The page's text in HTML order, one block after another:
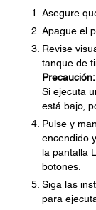
Asegure
Apague el
Revise
tanque de
Precaución:
Si ejecuta
está bajo,
Pulse y
encendido y
la pantalla
botones.
Siga las
para